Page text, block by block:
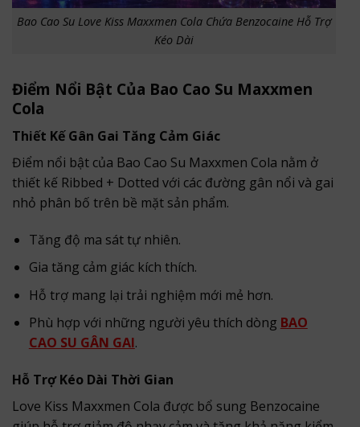
Bao Cao Su Love Kiss Maxxmen Cola Chứa Benzocaine Hỗ Trợ
Kéo Dài
Điểm Nổi Bật Của Bao Cao Su Maxxmen
Cola
Thiết Kế Gân Gai Tăng Cảm Giác
Điểm nổi bật của Bao Cao Su Maxxmen Cola nằm ở
thiết kế Ribbed + Dotted với các đường gân nổi và gai
nhỏ phân bố trên bề mặt sản phẩm.
Tăng độ ma sát tự nhiên.
Gia tăng cảm giác kích thích.
Hỗ trợ mang lại trải nghiệm mới mẻ hơn.
Phù hợp với những người yêu thích dòng BAO
CAO SU GÂN GAI.
Hỗ Trợ Kéo Dài Thời Gian
Love Kiss Maxxmen Cola được bổ sung Benzocaine